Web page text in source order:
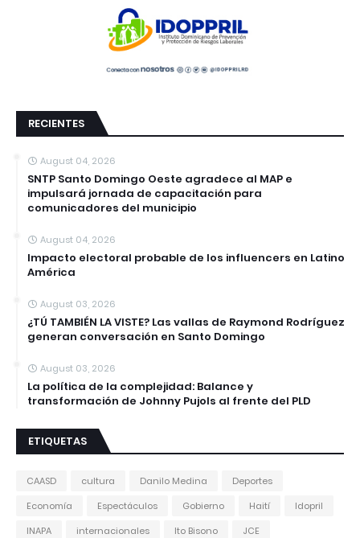
RECIENTES
August 04, 2026
SNTP Santo Domingo Oeste agradece al MAP e
impulsará jornada de capacitación para
comunicadores del municipio
August 04, 2026
Impacto electoral probable de los influencers en Latino
América
August 03, 2026
¿TÚ TAMBIÉN LA VISTE? Las vallas de Raymond Rodríguez
generan conversación en Santo Domingo
August 03, 2026
La política de la complejidad: Balance y
transformación de Johnny Pujols al frente del PLD
ETIQUETAS
CAASD cultura Danilo Medina
Deportes
Economía
Espectáculos Gobierno Haití
Idopril
INAPA
internacionales Ito Bisono
JCE